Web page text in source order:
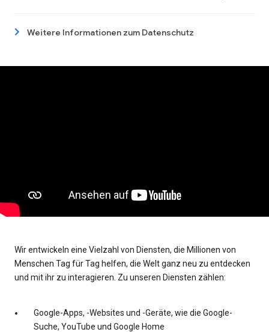
Weitere Informationen zum Datenschutz
Wir entwickeln eine Vielzahl von Diensten, die Millionen von
Menschen Tag für Tag helfen, die Welt ganz neu zu entdecken
und mit ihr zu interagieren. Zu unseren Diensten zählen:
Google-Apps, -Websites und -Geräte, wie die Google-
Suche, YouTube und Google Home